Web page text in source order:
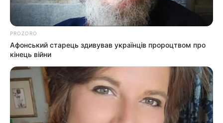
PROZORO
Афонський старець здивував українців пророцтвом про
кінець війни